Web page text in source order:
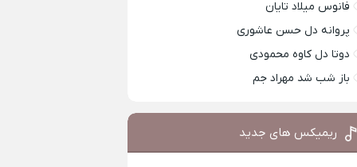
فانوس میلاد تایان
پروانه دل حسن عاشوری
دوتا دل کاوه محمودی
باز شب شد مهراد جم
ریمیکس های جدید